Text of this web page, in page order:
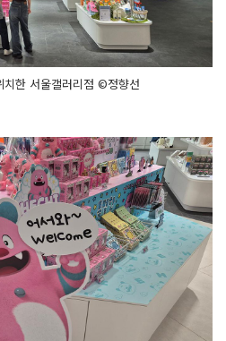
치한 서울갤러리점 ©정향선